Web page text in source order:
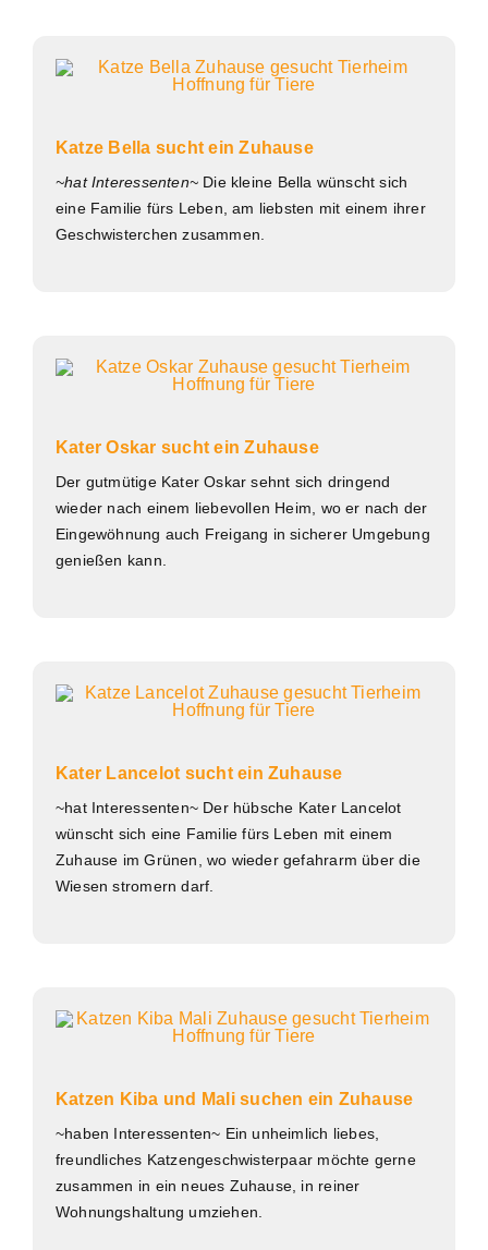
Katze Bella sucht ein Zuhause
~hat Interessenten~Die kleine Bella wünscht sich
eine Familie fürs Leben, am liebsten mit einem ihrer
Geschwisterchen zusammen.
Kater Oskar sucht ein Zuhause
Der gutmütige Kater Oskar sehnt sich dringend
wieder nach einem liebevollen Heim, wo er nach der
Eingewöhnung auch Freigang in sicherer Umgebung
genießen kann.
Kater Lancelot sucht ein Zuhause
~hat Interessenten~ Der hübsche Kater Lancelot
wünscht sich eine Familie fürs Leben mit einem
Zuhause im Grünen, wo wieder gefahrarm über die
Wiesen stromern darf.
Katzen Kiba und Mali suchen ein Zuhause
~haben Interessenten~ Ein unheimlich liebes,
freundliches Katzengeschwisterpaar möchte gerne
zusammen in ein neues Zuhause, in reiner
Wohnungshaltung umziehen.